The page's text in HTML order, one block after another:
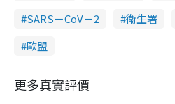
SARS－CoV－2
衞生署
歐盟
更多真實評價